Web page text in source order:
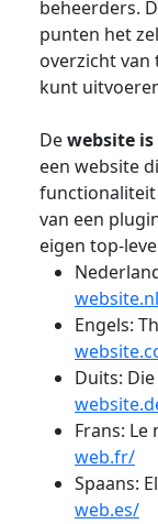
beheerders.
punten het
overzicht van
kunt
Dewebsite
een website
functionaliteit
van een
eigen top-
Engels:
Duits:
Frans: Le
web.fr/
Spaans:
web.es/